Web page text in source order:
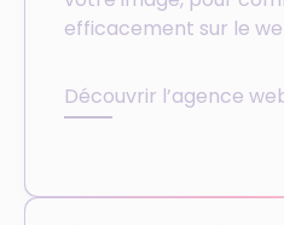
efficacement sur le
Découvrir l’agence